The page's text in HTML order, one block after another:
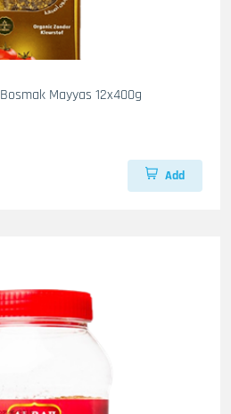
Getrocknet Zaatar Rote Bosmak Mayyas 12x400g
Add